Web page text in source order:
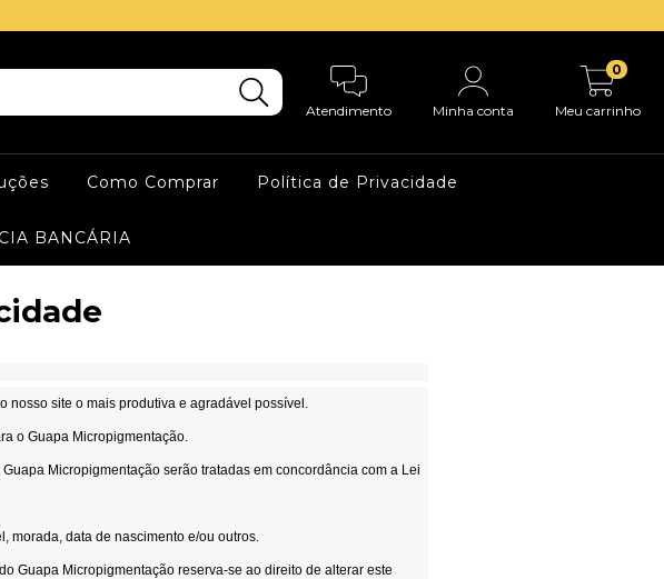
Atendimento Minha conta Meu carrinho
0
Como Comprar Política de Privacidade
BANCÁRIA
nosso site o mais produtiva e agradável possível.
o Guapa Micropigmentação.
Micropigmentação serão tratadas em concordância com a Lei
morada, data de nascimento e/ou outros.
Guapa Micropigmentação reserva-se ao direito de alterar este